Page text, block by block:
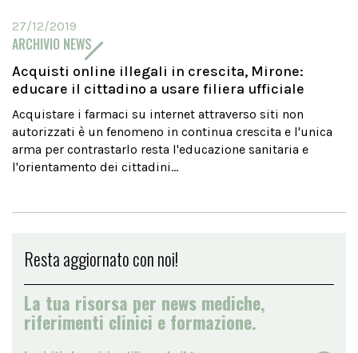
27/12/2019
ARCHIVIO NEWS
Acquisti online illegali in crescita, Mirone:
educare il cittadino a usare filiera ufficiale
Acquistare i farmaci su internet attraverso siti non
autorizzati è un fenomeno in continua crescita e l'unica
arma per contrastarlo resta l'educazione sanitaria e
l'orientamento dei cittadini...
Resta aggiornato con noi!
La tua risorsa per news mediche,
riferimenti clinici e formazione.